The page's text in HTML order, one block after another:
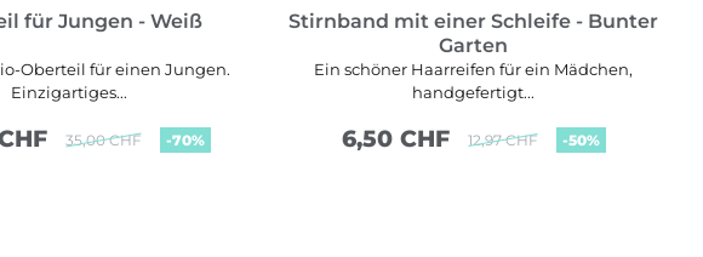
für Jungen - Weiß
Oberteil für einen Jungen.
Einzigartiges...
35,00 CHF -70%
Stirnband mit einer Schleife - Bunter
Garten
Ein schöner Haarreifen für ein Mädchen,
handgefertigt...
6,50 CHF 12,97 CHF -50%